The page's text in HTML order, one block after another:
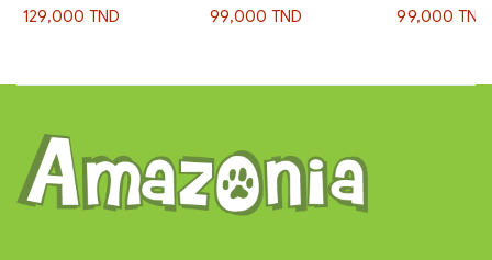
129,000 TND
99,000 TND
99,000 TND